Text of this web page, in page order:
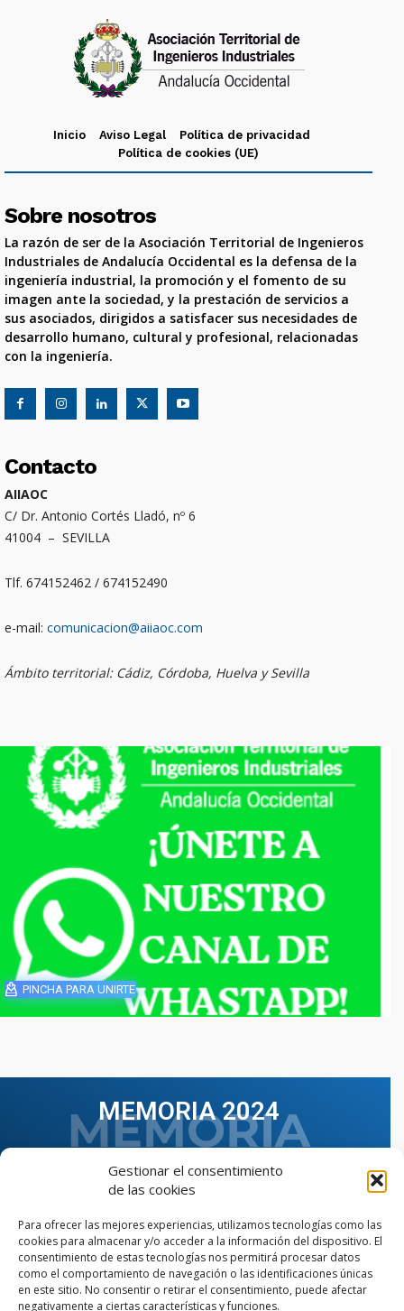
Gestionar el consentimiento
de las cookies
Para ofrecer las mejores experiencias, utilizamos tecnologías como las
cookies para almacenar y/o acceder a la información del dispositivo. El
consentimiento de estas tecnologías nos permitirá procesar datos
como el comportamiento de navegación o las identificaciones únicas
en este sitio. No consentir o retirar el consentimiento, puede afectar
negativamente a ciertas características y funciones.
Inicio Aviso Legal
Política de privacidad
Política de cookies (UE)
Sobre nosotros
La razón de ser de la Asociación Territorial de Ingenieros
Industriales de Andalucía Occidental es la defensa de la
ingeniería industrial, la promoción y el fomento de su
imagen ante la sociedad, y la prestación de servicios a
sus asociados, dirigidos a satisfacer sus necesidades de
desarrollo humano, cultural y profesional, relacionadas
con la ingeniería.
Contacto
AIIAOC
C/ Dr. Antonio Cortés Lladó, nº 6
41004 – SEVILLA
Tlf. 674152462 / 674152490
e-mail: comunicacion@aiiaoc.com
Ámbito territorial: Cádiz, Córdoba, Huelva y Sevilla
PINCHA PARA UNIRTE
MEMORIA 2024